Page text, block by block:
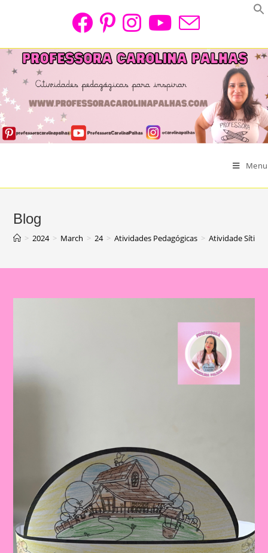
Menu
Blog
> 2024 > March > 24 > Atividades Pedagógicas > Atividade Sítio